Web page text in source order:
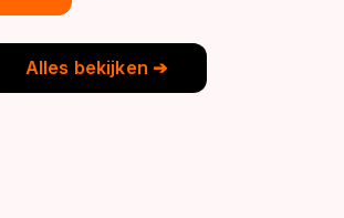
Alles bekijken ➔